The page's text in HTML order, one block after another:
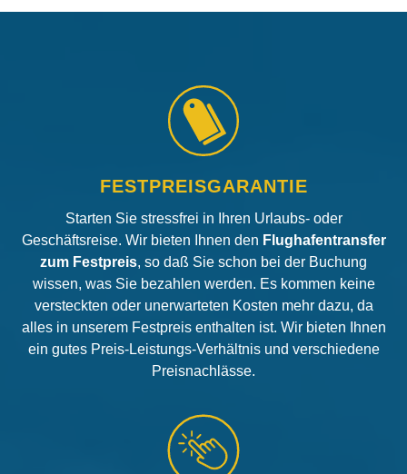
FESTPREISGARANTIE
Starten Sie stressfrei in Ihren Urlaubs- oder
Geschäftsreise. Wir bieten Ihnen den Flughafentransfer
zum Festpreis, so daß Sie schon bei der Buchung
wissen, was Sie bezahlen werden. Es kommen keine
versteckten oder unerwarteten Kosten mehr dazu, da
alles in unserem Festpreis enthalten ist. Wir bieten Ihnen
ein gutes Preis-Leistungs-Verhältnis und verschiedene
Preisnachlässe.